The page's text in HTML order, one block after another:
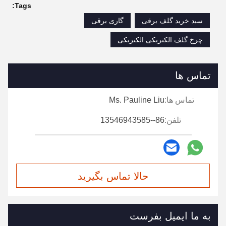
Tags:
سبد خرید گلف برقی
گاری برقی
چرخ گلف الکتریکی الکتریکی
تماس ها
تماس ها:Ms. Pauline Liu
تلفن:86--13546943585
حالا تماس بگیرید
به ما ایمیل بفرست